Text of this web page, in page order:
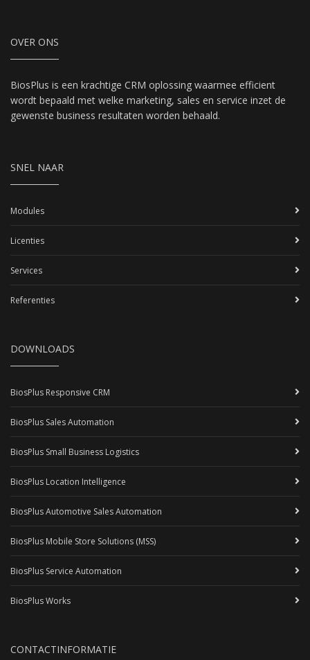
OVER ONS
BiosPlus is een krachtige CRM oplossing waarmee efficient
wordt bepaald met welke marketing, sales en service inzet de
gewenste business resultaten worden behaald.
SNEL NAAR
Modules
Licenties
Services
Referenties
DOWNLOADS
BiosPlus Responsive CRM
BiosPlus Sales Automation
BiosPlus Small Business Logistics
BiosPlus Location Intelligence
BiosPlus Automotive Sales Automation
BiosPlus Mobile Store Solutions (MSS)
BiosPlus Service Automation
BiosPlus Works
CONTACTINFORMATIE